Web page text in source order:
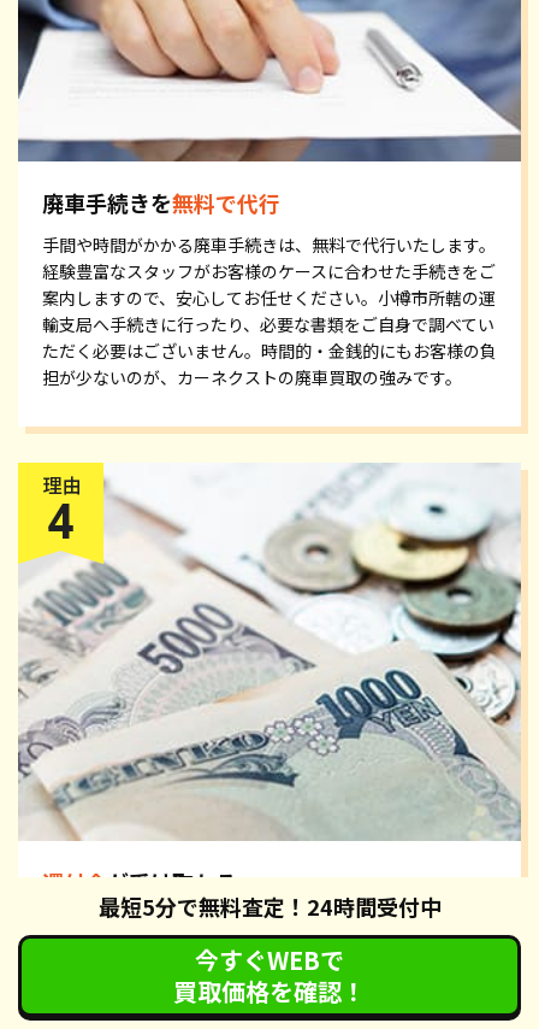
廃車手続きを無料で代行
手間や時間がかかる廃車手続きは、無料で代行いたします。
経験豊富なスタッフがお客様のケースに合わせた手続きをご
案内しますので、安心してお任せください。小樽市所轄の運
輸支局へ手続きに行ったり、必要な書類をご自身で調べてい
ただく必要はございません。時間的・金銭的にもお客様の負
担が少ないのが、カーネクストの廃車買取の強みです。
還付金が受け取れる
カーネクストの廃車手続きでは、自動車税の還付手続きも無
料で対応させていただいております。手続き完了後、約2ヶ
月で各都道府県の税務署から還付通知が届きます。還付通
知・身分証明書・認印を指定された金融機関へお持ちいただ
最短5分で無料査定！24時間受付中
今すぐWEBで
買取価格を確認！